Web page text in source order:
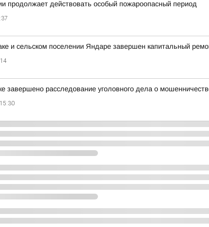
продолжает действовать особый пожароопасный период
и сельском поселении Яндаре завершен капитальный
завершено расследование уголовного дела о